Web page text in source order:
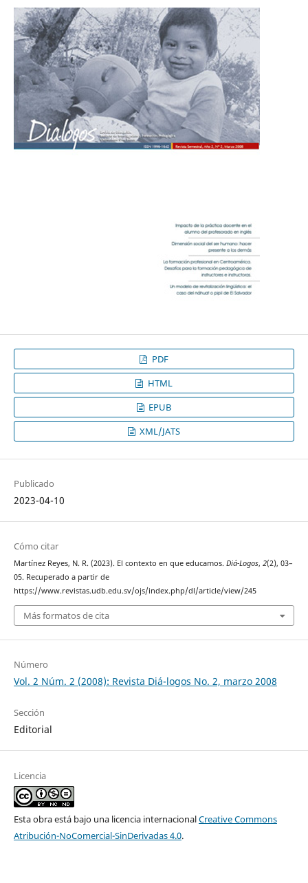
PDF
HTML
EPUB
XML/JATS
Publicado
2023-04-10
Cómo citar
Martínez Reyes, N. R. (2023). El contexto en que educamos. Diá-Logos, 2(2), 03–
05. Recuperado a partir de
https://www.revistas.udb.edu.sv/ojs/index.php/dl/article/view/245
Más formatos de cita
Número
Vol. 2 Núm. 2 (2008): Revista Diá-logos No. 2, marzo 2008
Sección
Editorial
Licencia
Esta obra está bajo una licencia internacionalCreative Commons
Atribución-NoComercial-SinDerivadas 4.0.